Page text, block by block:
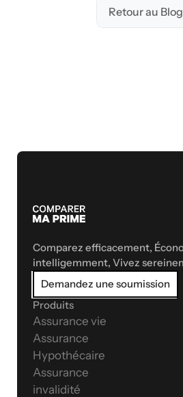
Retour au Blog
Comparez efficacement,
intelligemment, Vivez
Demandez une soumission
Produits
Assurance vie
Assurance
Hypothécaire
Assurance
invalidité